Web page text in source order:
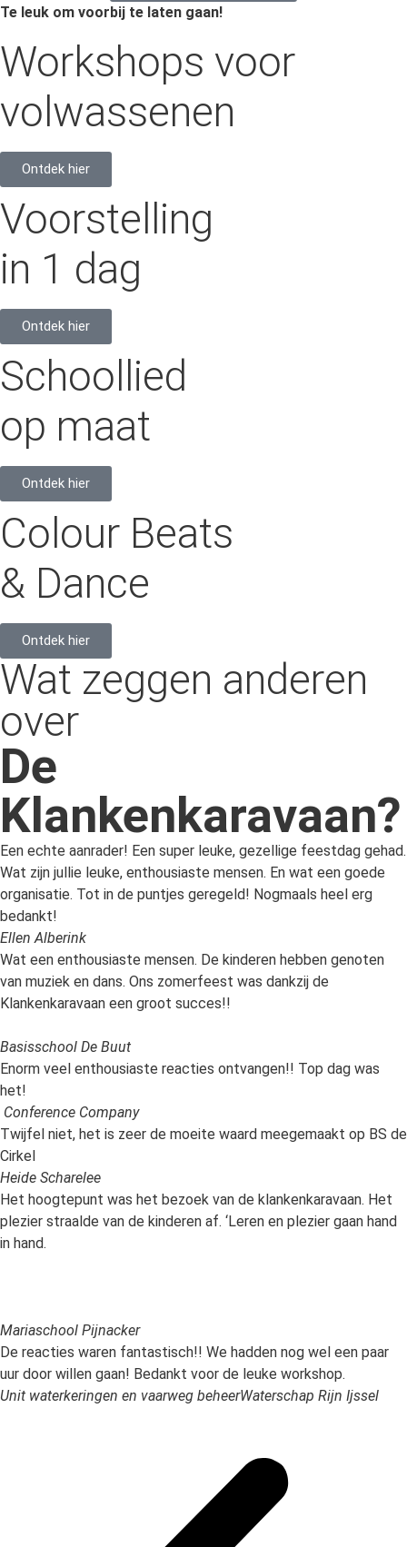
Te leuk om voorbij te laten gaan!
Workshops voor
volwassenen
Ontdek hier
Voorstelling
in 1 dag
Ontdek hier
Schoollied
op maat
Ontdek hier
Colour Beats
& Dance
Ontdek hier
Wat zeggen anderen
over
De
Klankenkaravaan?
Een echte aanrader! Een super leuke, gezellige feestdag gehad.
Wat zijn jullie leuke, enthousiaste mensen. En wat een goede
organisatie. Tot in de puntjes geregeld! Nogmaals heel erg
bedankt!
Ellen Alberink
Wat een enthousiaste mensen. De kinderen hebben genoten
van muziek en dans. Ons zomerfeest was dankzij de
Klankenkaravaan een groot succes!!
Basisschool De Buut
Enorm veel enthousiaste reacties ontvangen!! Top dag was
het!
Conference Company
Twijfel niet, het is zeer de moeite waard meegemaakt op BS de
Cirkel
Heide Scharelee
Het hoogtepunt was het bezoek van de klankenkaravaan. Het
plezier straalde van de kinderen af. ‘Leren en plezier gaan hand
in hand.
Mariaschool Pijnacker
De reacties waren fantastisch!! We hadden nog wel een paar
uur door willen gaan! Bedankt voor de leuke workshop.
Unit waterkeringen en vaarweg beheerWaterschap Rijn Ijssel